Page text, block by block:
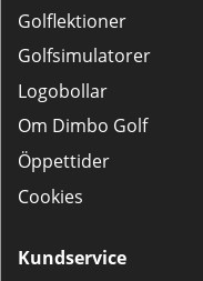
Golflektioner
Golfsimulatorer
Logobollar
Om Dimbo Golf
Öppettider
Cookies
Kundservice